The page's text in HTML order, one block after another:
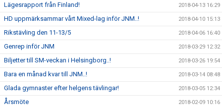
Lägesrapport från Finland! 2018-04-13 16:29
HD uppmärksammar vårt Mixed-lag inför JNM..! 2018-04-10 15:13
Rikstävling den 11-13/5 2018-04-06 16:40
Genrep inför JNM 2018-03-29 12:32
Biljetter till SM-veckan i Helsingborg..! 2018-03-26 19:54
Bara en månad kvar till JNM..! 2018-03-14 08:48
Glada gymnaster efter helgens tävlingar! 2018-03-05 12:34
Årsmöte 2018-02-09 10:16